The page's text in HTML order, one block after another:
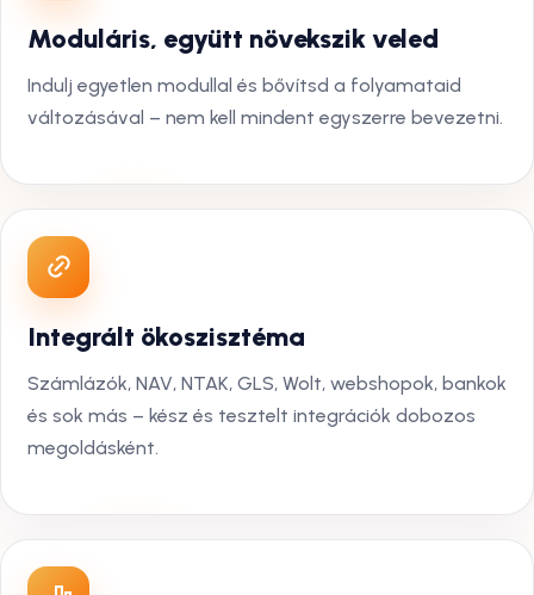
Moduláris, együtt növekszik veled
Indulj egyetlen modullal és bővítsd a folyamataid
változásával – nem kell mindent egyszerre bevezetni.
Integrált ökoszisztéma
Számlázók, NAV, NTAK, GLS, Wolt, webshopok, bankok
és sok más – kész és tesztelt integrációk dobozos
megoldásként.